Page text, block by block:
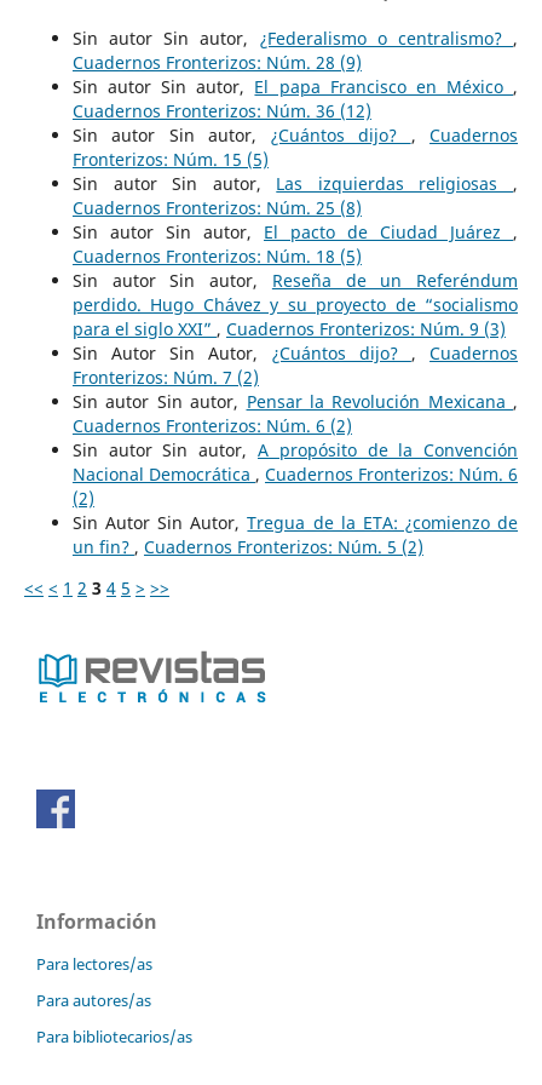
Sin autor Sin autor, ¿Federalismo o centralismo? ,
Cuadernos Fronterizos: Núm. 28 (9)
Sin autor Sin autor, El papa Francisco en México ,
Cuadernos Fronterizos: Núm. 36 (12)
Sin autor Sin autor, ¿Cuántos dijo? ,Cuadernos
Fronterizos: Núm. 15 (5)
Sin autor Sin autor, Las izquierdas religiosas ,
Cuadernos Fronterizos: Núm. 25 (8)
Sin autor Sin autor, El pacto de Ciudad Juárez ,
Cuadernos Fronterizos: Núm. 18 (5)
Sin autor Sin autor, Reseña de un Referéndum
perdido. Hugo Chávez y su proyecto de “socialismo
para el siglo XXI” , Cuadernos Fronterizos: Núm. 9 (3)
Sin Autor Sin Autor, ¿Cuántos dijo? ,Cuadernos
Fronterizos: Núm. 7 (2)
Sin autor Sin autor, Pensar la Revolución Mexicana ,
Cuadernos Fronterizos: Núm. 6 (2)
Sin autor Sin autor, A propósito de la Convención
Nacional Democrática ,Cuadernos Fronterizos: Núm. 6
(2)
Sin Autor Sin Autor,Tregua de la ETA: ¿comienzo de
un fin? , Cuadernos Fronterizos: Núm. 5 (2)
<< < 1 2 3 4 5 > >>
Información
Para lectores/as
Para autores/as
Para bibliotecarios/as